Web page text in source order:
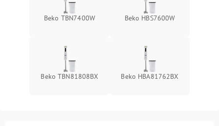
Beko TBN7400W Beko HBS7600W
Beko TBN81808BX Beko HBA81762BX